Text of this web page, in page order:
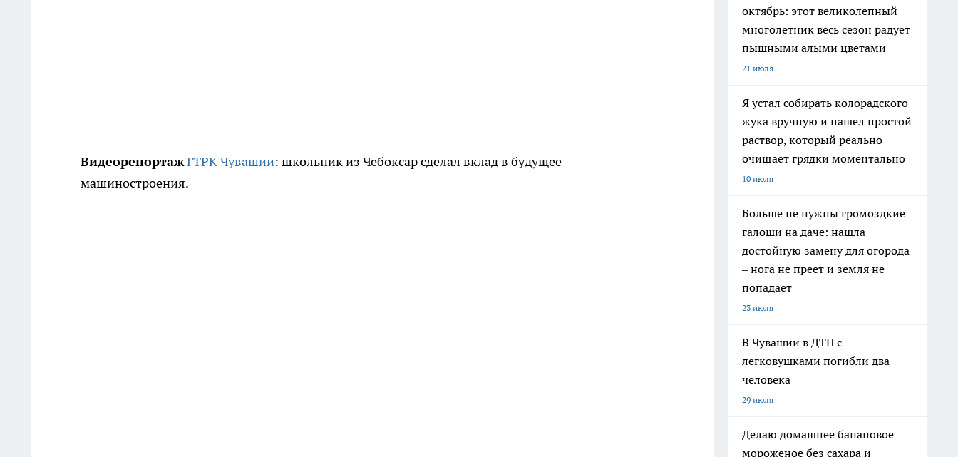
ВидеорепортажГТРК Чувашии: школьник из Чебоксар сделал вклад в будущее
машиностроения.
октябрь: этот великолепный
многолетник весь сезон радует
пышными алыми цветами
21 июля
Я устал собирать колорадского
жука вручную и нашел простой
раствор, который реально
очищает грядки моментально
10 июля
Больше не нужны громоздкие
галоши на даче: нашла
достойную замену для огорода
– нога не преет и земля не
попадает
23 июля
В Чувашии в ДТП с
легковушками погибли два
человека
29 июля
Делаю домашнее банановое
мороженое без сахара и